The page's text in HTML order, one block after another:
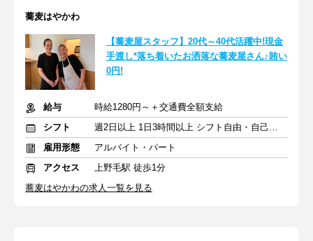
蕎麦はやかわ
【蕎麦屋スタッフ】20代～40代活躍中!現金
手渡し*落ち着いたお洒落な蕎麦屋さん♪賄い
0円!
給与
時給1280円～＋交通費全額支給
シフト
週2日以上 1日3時間以上 シフト自由・自己申告
雇用形態
アルバイト・パート
アクセス
上野毛駅 徒歩1分
蕎麦はやかわの求人一覧を見る